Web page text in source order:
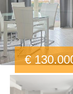
€